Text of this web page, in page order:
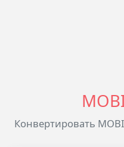
Конвертировать